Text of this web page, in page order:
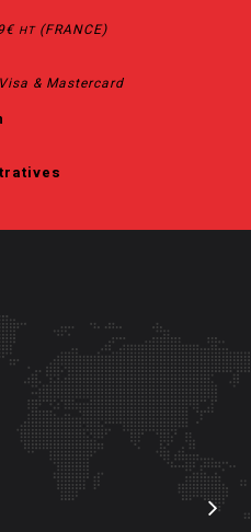
HT(FRANCE)
& Mastercard